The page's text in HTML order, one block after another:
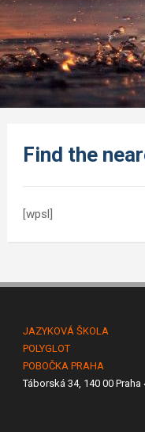
Find the
[wpsl]
JAZYKOVÁ ŠKOLA
POLYGLOT
POBOČKA PRAHA
Táborská 34, 140 00 Praha